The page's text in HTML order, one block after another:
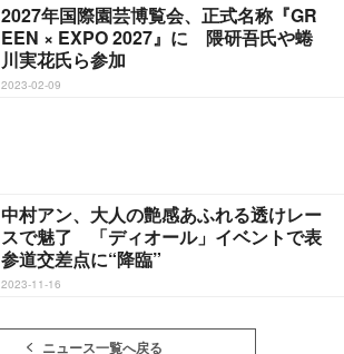
2027年国際園芸博覧会、正式名称『GR
EEN × EXPO 2027』に 隈研吾氏や蜷
川実花氏ら参加
2023-02-09
中村アン、大人の艶感あふれる透けレー
スで魅了 「ディオール」イベントで表
参道交差点に“降臨”
2023-11-16
ニュース一覧へ戻る